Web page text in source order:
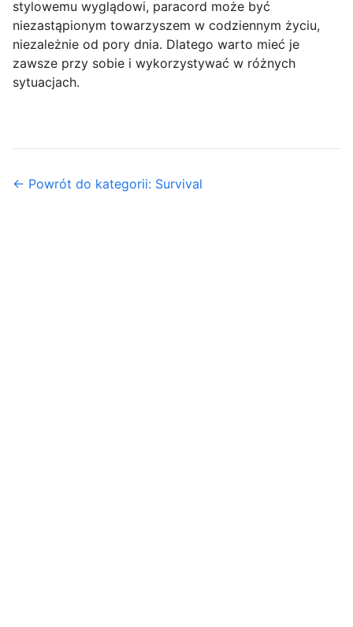
stylowemu wyglądowi, paracord może być
niezastąpionym towarzyszem w codziennym życiu,
niezależnie od pory dnia. Dlatego warto mieć je
zawsze przy sobie i wykorzystywać w różnych
sytuacjach.
← Powrót do kategorii: Survival